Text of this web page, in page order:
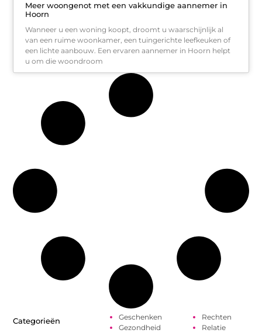
Meer woongenot met een vakkundige aannemer in
Hoorn
Wanneer u een woning koopt, droomt u waarschijnlijk al
van een ruime woonkamer, een tuingerichte leefkeuken of
een lichte aanbouw. Een ervaren aannemer in Hoorn helpt
u om die woondroom
Categorieën
Geschenken
Gezondheid
Rechten
Relatie